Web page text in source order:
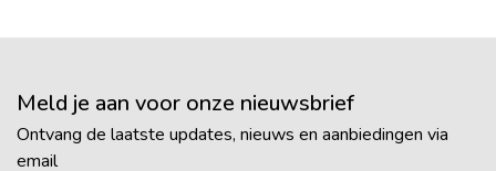
Meld je aan voor onze nieuwsbrief
Ontvang de laatste updates, nieuws en aanbiedingen via
email